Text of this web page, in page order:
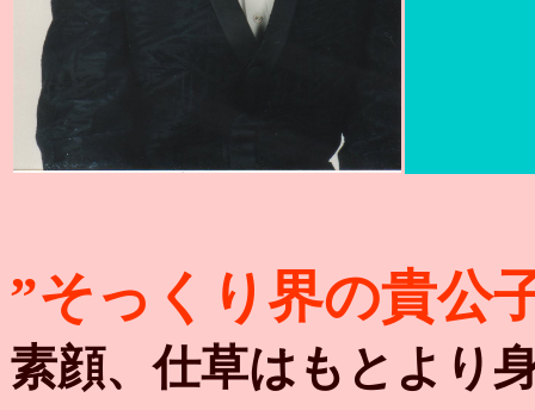
”そっくり界の貴公
素顔、仕草はもとより